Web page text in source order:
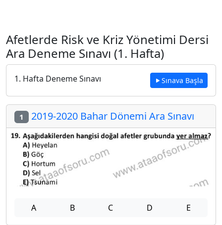
Afetlerde Risk ve Kriz Yönetimi Dersi
Ara Deneme Sınavı (1. Hafta)
1. Hafta Deneme Sınavı Sınava Başla
1 2019-2020 Bahar Dönemi Ara Sınavı
A B C D E